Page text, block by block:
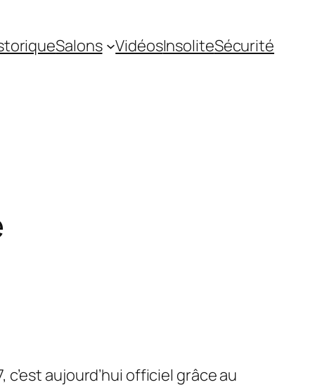
Salons VidéosInsoliteSécurité
c’est aujourd’hui officiel grâce au